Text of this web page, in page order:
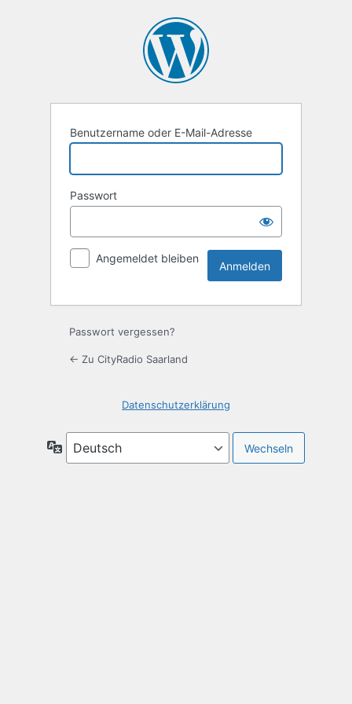
Benutzername oder E-Mail-Adresse
Passwort
Angemeldet bleiben
Passwort vergessen?
← Zu CityRadio Saarland
Datenschutzerklärung
Sprache